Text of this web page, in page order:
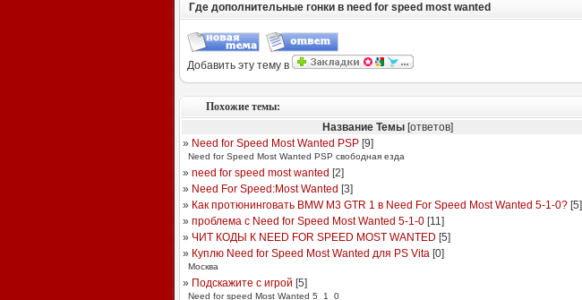
Где дополнительные гонки в need for speed most wanted
Добавить эту тему в
Похожие темы:
Название Темы[ответов]
» Need for Speed Most Wanted PSP[9]
Need for Speed Most Wanted PSP свободная езда
» need for speed most wanted [2]
» Need For Speed:Most Wanted [3]
» Как протюнинговать BMW M3 GTR 1 в Need For Speed Most Wanted 5-1-0?[5]
» проблема с Need for Speed Most Wanted 5-1-0[11]
» ЧИТ КОДЫ К NEED FOR SPEED MOST WANTED [5]
» Куплю Need for Speed Most Wanted для PS Vita[0]
Москва
» Подскажите с игрой [5]
Need for speed Most Wanted 5_1_0